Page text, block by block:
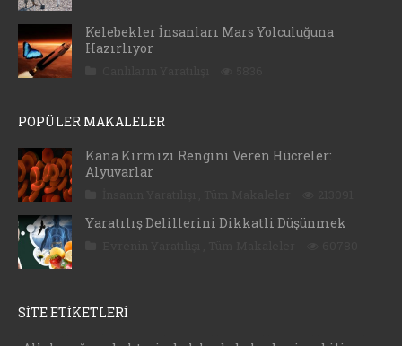
Kelebekler İnsanları Mars Yolculuğuna
Hazırlıyor
POPÜLER MAKALELER
Kana Kırmızı Rengini Veren Hücreler:
Alyuvarlar
Yaratılış Delillerini Dikkatli Düşünmek
SİTE ETİKETLERİ